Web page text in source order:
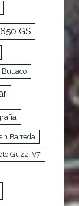
GS
Bultaco
Barreda
Guzzi V7